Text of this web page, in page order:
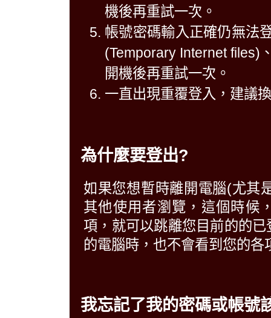
機後再重試一次。
帳號密碼輸入正確仍無法
(Temporary Internet files)
開機後再重試一次。
一直出現重覆登入，建議
為什麼要登出?
如果您想暫時離開電腦(尤其
其他使用者瀏覽，這個時候
項，就可以跳離您目前的的
的電腦時，也不會看到您的各
我忘記了我的密碼或帳號